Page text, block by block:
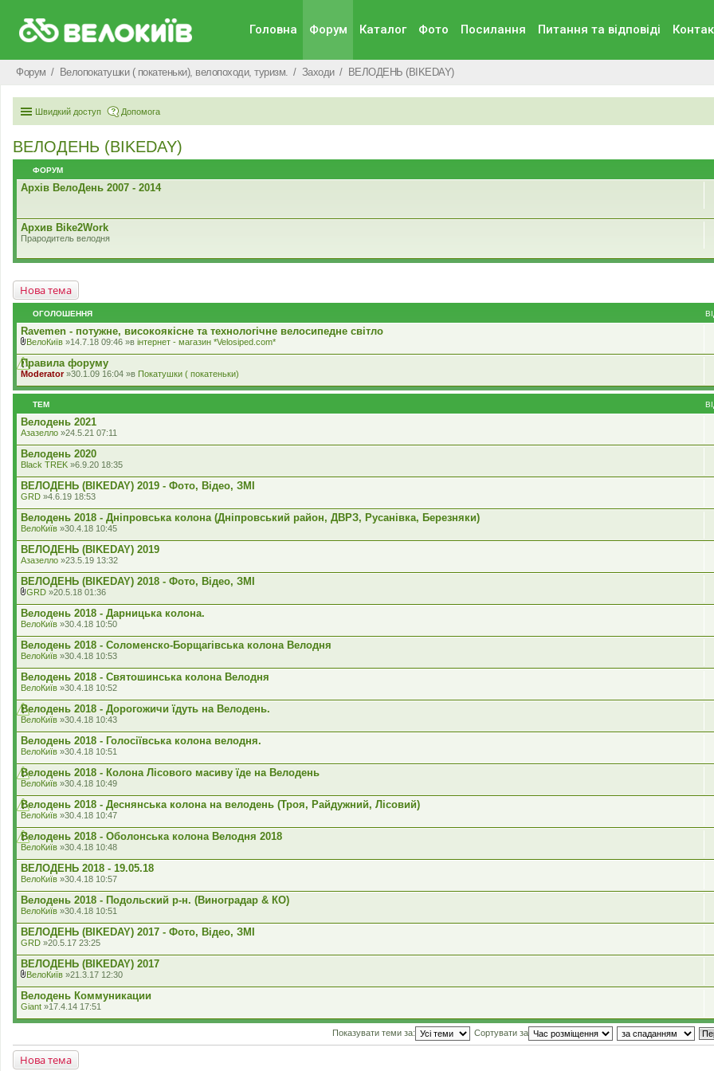
Головна Форум Каталог Фото Посилання Питання та вiдповiдi
Форум Велопокатушки ( покатеньки), велопоходи, туризм. Заходи ВЕЛОДЕНЬ (BIKEDAY)
Швидкий доступ Допомога
ВЕЛОДЕНЬ (BIKEDAY)
ФОРУМ
Архів ВелоДень 2007 - 2014
Архив Bike2Work
Прародитель велодня
Нова тема
ОГОЛОШЕННЯ
Ravemen - потужне, високоякісне та технологічне велосипедне світло
к
л
а
д
н
я
ВелоКиїв »14.7.18 09:46 »в iнтернет - магазин *Velosiped.com*
Правила форуму
Moderator»30.1.09 16:04 »в Покатушки ( покатеньки)
ТЕМ
Велодень 2021
Азазелло »24.5.21 07:11
Велодень 2020
Black TREK »6.9.20 18:35
ВЕЛОДЕНЬ (BIKEDAY) 2019 - Фото, Відео, ЗМІ
GRD »4.6.19 18:53
Велодень 2018 - Дніпровська колона (Дніпровський район, ДВРЗ, Русанівка, Березняки)
ВелоКиїв »30.4.18 10:45
ВЕЛОДЕНЬ (BIKEDAY) 2019
Азазелло »23.5.19 13:32
ВЕЛОДЕНЬ (BIKEDAY) 2018 - Фото, Відео, ЗМІ
к
л
а
д
е
н
н
я
GRD »20.5.18 01:36
Велодень 2018 - Дарницька колона.
ВелоКиїв »30.4.18 10:50
Велодень 2018 - Соломенско-Борщагівська колона Велодня
ВелоКиїв »30.4.18 10:53
Велодень 2018 - Святошинська колона Велодня
ВелоКиїв »30.4.18 10:52
Велодень 2018 - Дорогожичи їдуть на Велодень.
ВелоКиїв »30.4.18 10:43
Велодень 2018 - Голосіївська колона велодня.
ВелоКиїв »30.4.18 10:51
Велодень 2018 - Колона Лісового масиву їде на Велодень
ВелоКиїв »30.4.18 10:49
Велодень 2018 - Деснянська колона на велодень (Троя, Райдужний, Лісовий)
ВелоКиїв »30.4.18 10:47
Велодень 2018 - Оболонська колона Велодня 2018
ВелоКиїв »30.4.18 10:48
ВЕЛОДЕНЬ 2018 - 19.05.18
ВелоКиїв »30.4.18 10:57
Велодень 2018 - Подольский р-н. (Виноградар & КО)
ВелоКиїв »30.4.18 10:51
ВЕЛОДЕНЬ (BIKEDAY) 2017 - Фото, Відео, ЗМІ
GRD »20.5.17 23:25
ВЕЛОДЕНЬ (BIKEDAY) 2017
к
л
а
д
н
я
ВелоКиїв »21.3.17 12:30
Велодень Коммуникации
Giant »17.4.14 17:51
Показувати теми за: Сортувати за
Нова тема